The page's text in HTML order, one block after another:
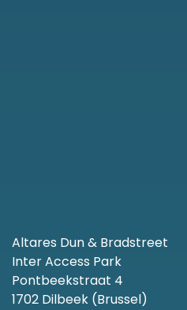
Altares Dun & Bradstreet
Inter Access Park
Pontbeekstraat 4
1702 Dilbeek (Brussel)